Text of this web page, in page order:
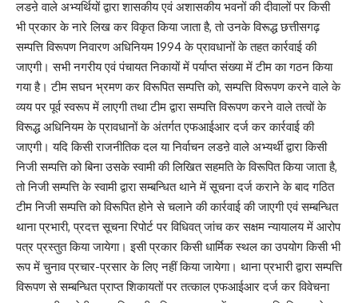
लडऩे वाले अभ्यर्थियों द्वारा शासकीय एवं अशासकीय भवनों की दीवालों पर किसी
भी प्रकार के नारे लिख कर विकृत किया जाता है, तो उनके विरूद्ध छत्तीसगढ़
सम्पत्ति विरूपण निवारण अधिनियम 1994 के प्रावधानों के तहत कार्रवाई की
जाएगी। सभी नगरीय एवं पंचायत निकायों में पर्याप्त संख्या में टीम का गठन किया
गया है। टीम सघन भ्रमण कर विरूपित सम्पत्ति को, सम्पत्ति विरूपण करने वाले के
व्यय पर पूर्व स्वरूप में लाएगी तथा टीम द्वारा सम्पत्ति विरूपण करने वाले तत्वों के
विरूद्ध अधिनियम के प्रावधानों के अंतर्गत एफआईआर दर्ज कर कार्रवाई की
जाएगी। यदि किसी राजनीतिक दल या निर्वाचन लडऩे वाले अभ्यर्थी द्वारा किसी
निजी सम्पत्ति को बिना उसके स्वामी की लिखित सहमति के विरूपित किया जाता है,
तो निजी सम्पत्ति के स्वामी द्वारा सम्बन्धित थाने में सूचना दर्ज कराने के बाद गठित
टीम निजी सम्पत्ति को विरूपित होने से चलाने की कार्रवाई की जाएगी एवं सम्बन्धित
थाना प्रभारी, प्रदत्त सूचना रिपोर्ट पर विधिवत् जांच कर सक्षम न्यायालय में आरोप
पत्र प्रस्तुत किया जायेगा। इसी प्रकार किसी धार्मिक स्थल का उपयोग किसी भी
रूप में चुनाव प्रचार-प्रसार के लिए नहीं किया जायेगा। थाना प्रभारी द्वारा सम्पत्ति
विरूपण से सम्बन्धित प्राप्त शिकायतों पर तत्काल एफआईआर दर्ज कर विवेचना